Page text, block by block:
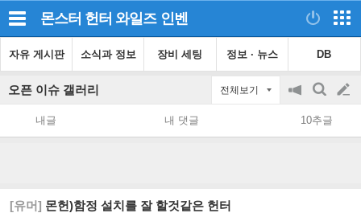
몬스터 헌터 와일즈 인벤
자유 게시판 소식과 정보 장비 세팅 정보 · 뉴스 DB
오픈 이슈 갤러리 전체보기
공
지
on/off
검
색
글
쓰
내글 내 댓글 10추글
[유머] 몬헌)함정 설치를 잘 할것같은 헌터